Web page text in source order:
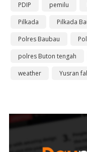
PDIP
pemilu
Pilkada
Pilkada
Polres Baubau
polres Buton tengah
weather
Yusran